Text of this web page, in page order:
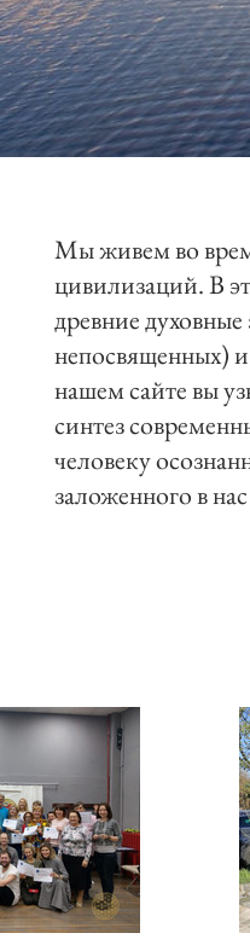
Мы живем во
цивилизаций. В
древние
непосвященных)
нашем сайте вы
синтез
человеку
заложенного в